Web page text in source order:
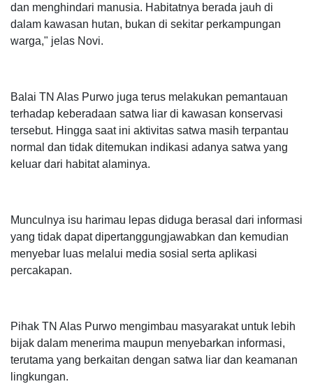
dan menghindari manusia. Habitatnya berada jauh di
dalam kawasan hutan, bukan di sekitar perkampungan
warga," jelas Novi.
Balai TN Alas Purwo juga terus melakukan pemantauan
terhadap keberadaan satwa liar di kawasan konservasi
tersebut. Hingga saat ini aktivitas satwa masih terpantau
normal dan tidak ditemukan indikasi adanya satwa yang
keluar dari habitat alaminya.
Munculnya isu harimau lepas diduga berasal dari informasi
yang tidak dapat dipertanggungjawabkan dan kemudian
menyebar luas melalui media sosial serta aplikasi
percakapan.
Pihak TN Alas Purwo mengimbau masyarakat untuk lebih
bijak dalam menerima maupun menyebarkan informasi,
terutama yang berkaitan dengan satwa liar dan keamanan
lingkungan.